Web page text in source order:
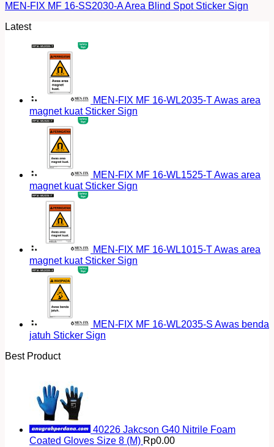
MEN-FIX MF 16-SS2030-A Area Blind Spot Sticker Sign
Latest
MEN-FIX MF 16-WL2035-T Awas area
magnet kuat Sticker Sign
MEN-FIX MF 16-WL1525-T Awas area
magnet kuat Sticker Sign
MEN-FIX MF 16-WL1015-T Awas area
magnet kuat Sticker Sign
MEN-FIX MF 16-WL2035-S Awas benda
jatuh Sticker Sign
Best Product
40226 Jakcson G40 Nitrile Foam
Coated Gloves Size 8 (M) Rp0.00